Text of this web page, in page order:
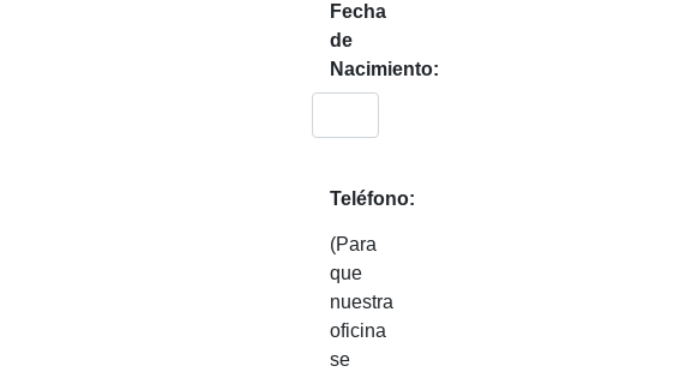
Fecha
de
Nacimiento:
Teléfono:
(Para
que
nuestra
oficina
se